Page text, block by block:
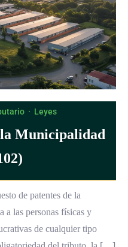
· Leyes
la Municipalidad
de patentes de la
a las personas físicas y
de cualquier tipo